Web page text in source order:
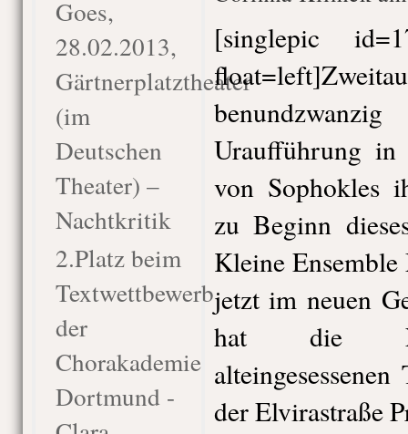
Goes,
28.02.2013,
Gärtnerplatztheater
(im
Deutschen
Theater) –
Nachtkritik
2.Platz beim
Textwettbewerb
der
Chorakademie
Dortmund -
[singlepic
Uraufführung in
von Sophokles
zu Beginn
Kleine
jetzt im neuen
hat die
der Elvirastraße